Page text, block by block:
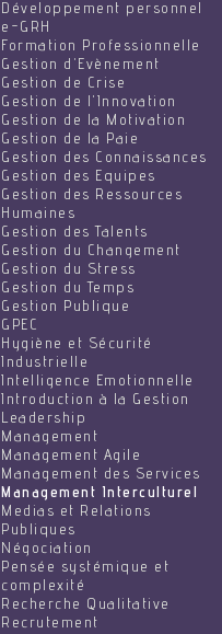
Développement personnel
e-GRH
Formation Professionnelle
Gestion d'Evènement
Gestion de Crise
Gestion de l'Innovation
Gestion de la Motivation
Gestion de la Paie
Gestion des Connaissances
Gestion des Equipes
Gestion des Ressources
Humaines
Gestion des Talents
Gestion du Changement
Gestion du Stress
Gestion du Temps
Gestion Publique
GPEC
Hygiène et Sécurité
Industrielle
Intelligence Emotionnelle
Introduction à la Gestion
Leadership
Management
Management Agile
Management des Services
Management Interculturel
Medias et Relations
Publiques
Négociation
Pensée systémique et
complexité
Recherche Qualitative
Recrutement